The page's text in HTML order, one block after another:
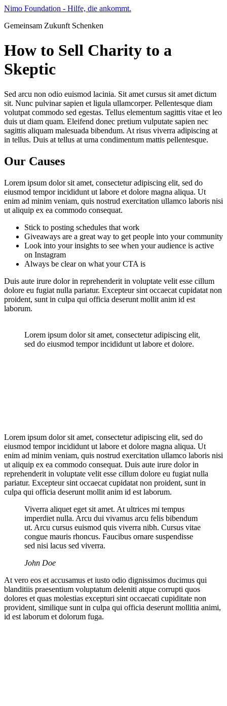
Zum
wechseln
Nimo Foundation - Hilfe, die ankommt.
Gemeinsam Zukunft Schenken
How to Sell Charity to a
Skeptic
Sed arcu non odio euismod lacinia. Sit amet cursus sit amet dictum
sit. Nunc pulvinar sapien et ligula ullamcorper. Pellentesque diam
volutpat commodo sed egestas. Tellus elementum sagittis vitae et leo
duis ut diam quam. Eleifend donec pretium vulputate sapien nec
sagittis aliquam malesuada bibendum. At risus viverra adipiscing at
in tellus. Duis at tellus at urna condimentum mattis pellentesque.
Our Causes
Lorem ipsum dolor sit amet, consectetur adipiscing elit, sed do
eiusmod tempor incididunt ut labore et dolore magna aliqua. Ut
enim ad minim veniam, quis nostrud exercitation ullamco laboris nisi
ut aliquip ex ea commodo consequat.
Stick to posting schedules that work
Giveaways are a great way to get people into your community
Look into your insights to see when your audience is active
on Instagram
Always be clear on what your CTA is
Duis aute irure dolor in reprehenderit in voluptate velit esse cillum
dolore eu fugiat nulla pariatur. Excepteur sint occaecat cupidatat non
proident, sunt in culpa qui officia deserunt mollit anim id est
laborum.
Lorem ipsum dolor sit amet, consectetur adipiscing elit,
sed do eiusmod tempor incididunt ut labore et dolore.
Lorem ipsum dolor sit amet, consectetur adipiscing elit, sed do
eiusmod tempor incididunt ut labore et dolore magna aliqua. Ut
enim ad minim veniam, quis nostrud exercitation ullamco laboris nisi
ut aliquip ex ea commodo consequat. Duis aute irure dolor in
reprehenderit in voluptate velit esse cillum dolore eu fugiat nulla
pariatur. Excepteur sint occaecat cupidatat non proident, sunt in
culpa qui officia deserunt mollit anim id est laborum.
Viverra aliquet eget sit amet. At ultrices mi tempus
imperdiet nulla. Arcu dui vivamus arcu felis bibendum
ut. Arcu cursus euismod quis viverra nibh. Cursus vitae
congue mauris rhoncus. Faucibus ornare suspendisse
sed nisi lacus sed viverra.
John Doe
At vero eos et accusamus et iusto odio dignissimos ducimus qui
blanditiis praesentium voluptatum deleniti atque corrupti quos
dolores et quas molestias excepturi sint occaecati cupiditate non
provident, similique sunt in culpa qui officia deserunt mollitia animi,
id est laborum et dolorum fuga.